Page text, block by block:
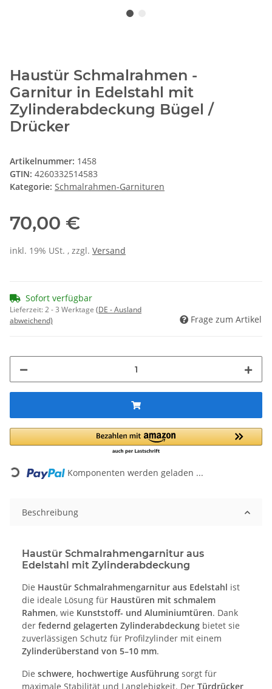
Haustür Schmalrahmen -
Garnitur in Edelstahl mit
Zylinderabdeckung Bügel /
Drücker
Artikelnummer: 1458
GTIN: 4260332514583
Kategorie: Schmalrahmen-Garnituren
70,00 €
inkl. 19% USt. , zzgl. Versand
Sofort verfügbar
Lieferzeit:2 - 3 Werktage (DE - Ausland
abweichend)
Frage zum Artikel
Loading... Komponenten werden geladen ...
Beschreibung
Haustür Schmalrahmengarnitur aus
Edelstahl mit Zylinderabdeckung
Die Haustür Schmalrahmengarnitur aus Edelstahl ist
die ideale Lösung für Haustüren mit schmalem
Rahmen, wie Kunststoff- und Aluminiumtüren. Dank
der federnd gelagerten Zylinderabdeckung bietet sie
zuverlässigen Schutz für Profilzylinder mit einem
Zylinderüberstand von 5–10 mm.
Die schwere, hochwertige Ausführung sorgt für
maximale Stabilität und Langlebigkeit. Der Türdrücker